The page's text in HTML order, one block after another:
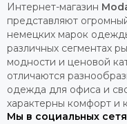
Интернет-магазин
представляют
немецких марок
различных сегментах
модности и ценовой
отличаются
одежда для офиса и
характерны комфорт и
Мы в социальных